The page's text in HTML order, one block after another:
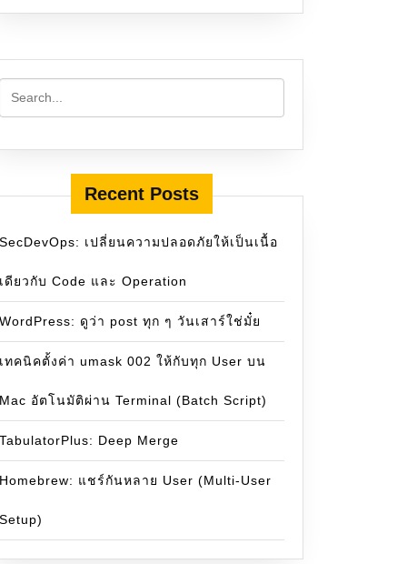
Recent Posts
SecDevOps: เปลี่ยนความปลอดภัยให้เป็นเนื้อ
เดียวกับ Code และ Operation
WordPress: ดูว่า post ทุก ๆ วันเสาร์ใช่มั๋ย
เทคนิคตั้งค่า umask 002 ให้กับทุก User บน
Mac อัตโนมัติผ่าน Terminal (Batch Script)
TabulatorPlus: Deep Merge
Homebrew: แชร์กันหลาย User (Multi-User
Setup)